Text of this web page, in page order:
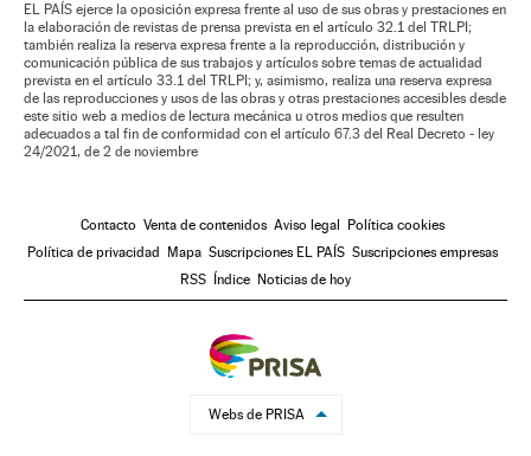
EL PAÍS ejerce la oposición expresa frente al uso de sus obras y prestaciones en
la elaboración de revistas de prensa prevista en el artículo 32.1 del TRLPI;
también realiza la reserva expresa frente a la reproducción, distribución y
comunicación pública de sus trabajos y artículos sobre temas de actualidad
prevista en el artículo 33.1 del TRLPI; y, asimismo, realiza una reserva expresa
de las reproducciones y usos de las obras y otras prestaciones accesibles desde
este sitio web a medios de lectura mecánica u otros medios que resulten
adecuados a tal fin de conformidad con el artículo 67.3 del Real Decreto - ley
24/2021, de 2 de noviembre
Contacto Venta de contenidos Aviso legal
Política cookies
Política de privacidad
Mapa Suscripciones EL PAÍS Suscripciones empresas
RSS
Índice Noticias de hoy
Webs de PRISA